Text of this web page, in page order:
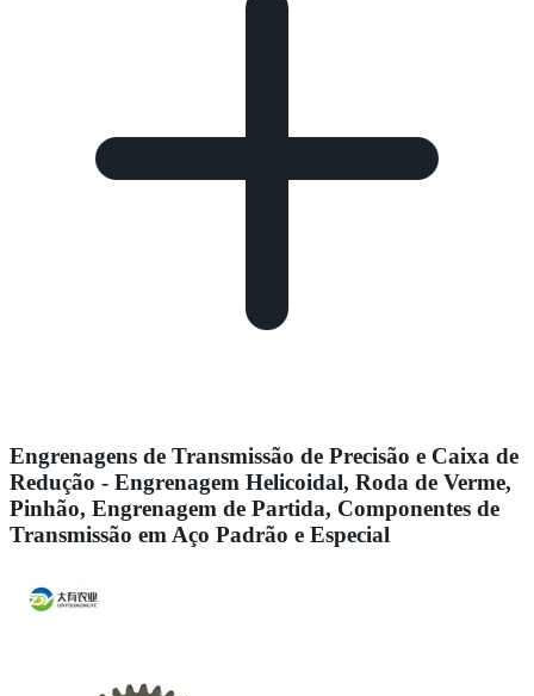
Engrenagens de Transmissão de Precisão e Caixa de
Redução - Engrenagem Helicoidal, Roda de Verme,
Pinhão, Engrenagem de Partida, Componentes de
Transmissão em Aço Padrão e Especial